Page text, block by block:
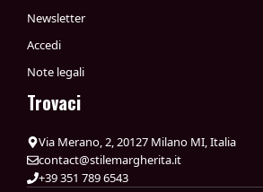
Newsletter
Accedi
Note legali
Trovaci
Via Merano, 2, 20127 Milano MI, Italia
contact@stilemargherita.it
+39 351 789 6543